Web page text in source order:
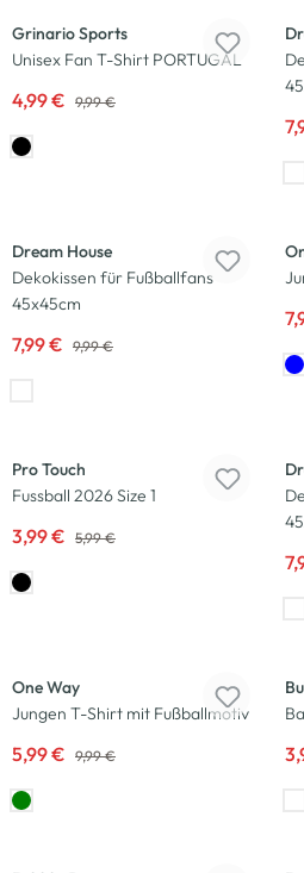
Grinario Sports
Unisex Fan T-Shirt PORTUGAL
4,99 € 9,99 €
Dream House
Dekokissen für Fußballfans
45x45cm
7,99 € 9,99 €
Pro Touch
Fussball 2026 Size 1
3,99 € 5,99 €
One Way
Jungen T-Shirt mit Fußballmotiv
5,99 € 9,99 €